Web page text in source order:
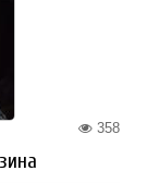
358